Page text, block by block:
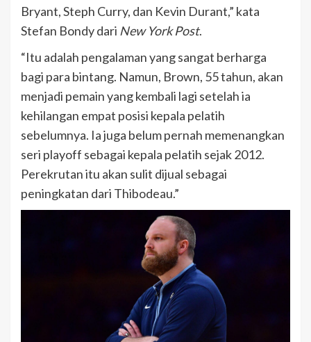
Bryant, Steph Curry, dan Kevin Durant,” kata
Stefan Bondy dari New York Post.
“Itu adalah pengalaman yang sangat berharga
bagi para bintang. Namun, Brown, 55 tahun, akan
menjadi pemain yang kembali lagi setelah ia
kehilangan empat posisi kepala pelatih
sebelumnya. Ia juga belum pernah memenangkan
seri playoff sebagai kepala pelatih sejak 2012.
Perekrutan itu akan sulit dijual sebagai
peningkatan dari Thibodeau.”